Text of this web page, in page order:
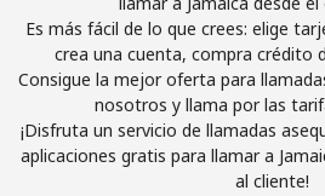
¡Hola!
Inicia sesión o
Es más fácil de lo que crees: elige
crea una cuenta, compra crédito
Consigue la mejor oferta para
nosotros y llama por las
¡Disfruta un servicio de llamadas
aplicaciones gratis para llamar a
al cliente!